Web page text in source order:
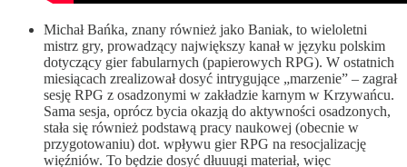
Michał Bańka, znany również jako Baniak, to wieloletni
mistrz gry, prowadzący największy kanał w języku polskim
dotyczący gier fabularnych (papierowych RPG). W ostatnich
miesiącach zrealizował dosyć intrygujące „marzenie” – zagrał
sesję RPG z osadzonymi w zakładzie karnym w Krzywańcu.
Sama sesja, oprócz bycia okazją do aktywności osadzonych,
stała się również podstawą pracy naukowej (obecnie w
przygotowaniu) dot. wpływu gier RPG na resocjalizację
więźniów. To będzie dosyć dłuuugi materiał, więc